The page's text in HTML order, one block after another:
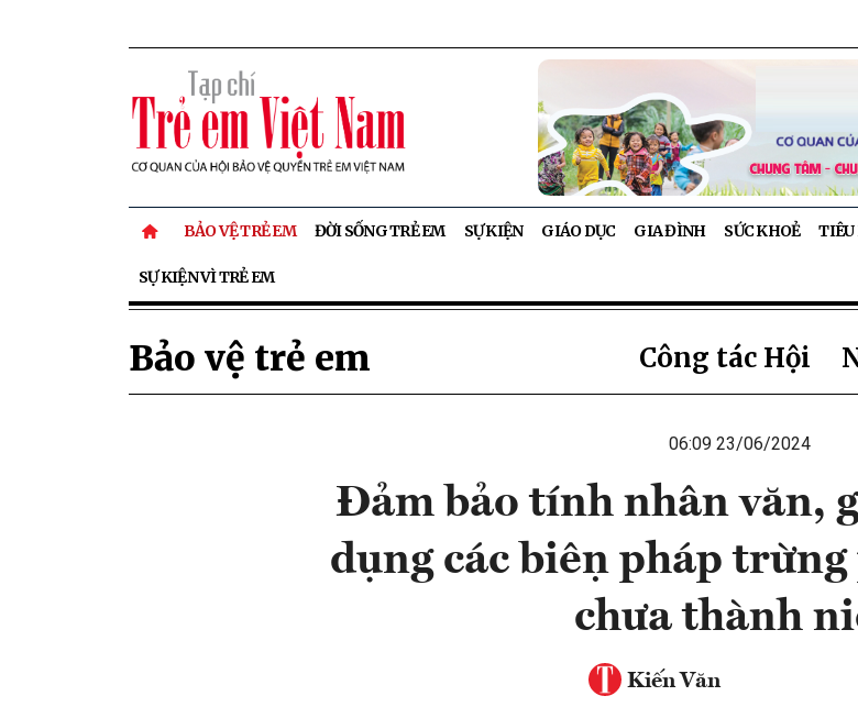
BẢO VỆ TRẺ EM ĐỜI SỐNG TRẺ EM SỰ KIỆN GIÁO DỤC GIA ĐÌNH SỨC KHOẺ TIÊU
SỰ KIỆN VÌ TRẺ EM
Bảo vệ trẻ em Công tác Hội
06:09 23/06/2024
Đảm bảo tính nhân văn,
dụng các biện pháp
chưa thành
Kiến Văn